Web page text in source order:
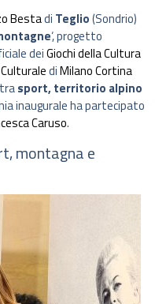
Bestadi Teglio(Sondrio)
‘, progetto
deiGiochi della Cultura
diMilano Cortina
sport, territorio alpino
inaugurale ha partecipato
Caruso.
montagna e